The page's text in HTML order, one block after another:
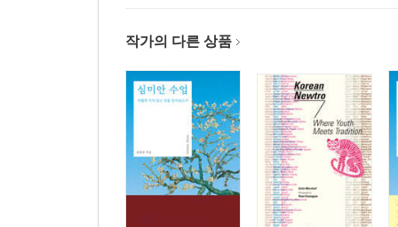
작가의 다른 상품